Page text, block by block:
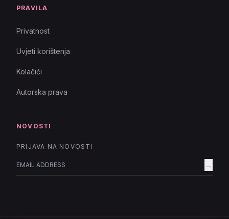
PRAVILA
Privatnost
Uvjeti korištenja
Kolačići
Autorska prava
NOVOSTI
PRIJAVA NA NOVOSTI
→